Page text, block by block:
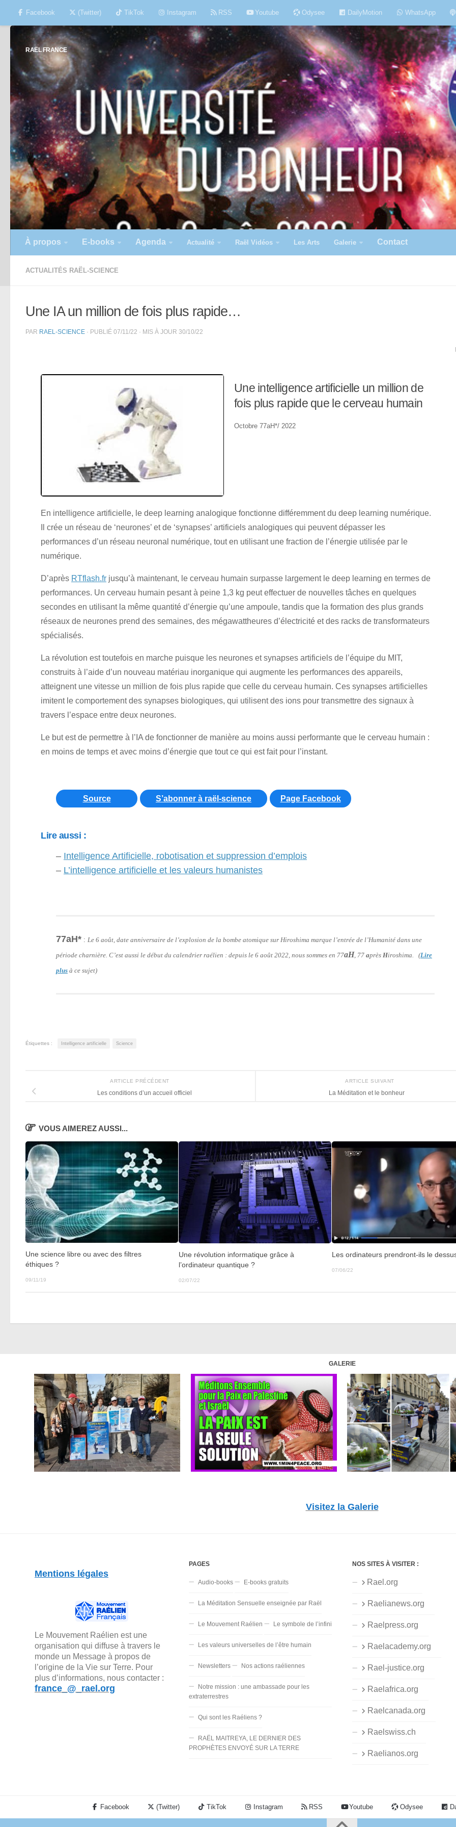
Skip to content
Facebook (Twitter) TikTok Instagram RSS Youtube Odysee DailyMotion WhatsApp
RAËL FRANCE
À propos E-books Agenda Actualité Raël Vidéos Les Arts Galerie Contact
ACTUALITÉS RAËL-SCIENCE
Une IA un million de fois plus rapide…
PAR RAEL-SCIENCE · PUBLIÉ 07/11/22 · MIS À JOUR 30/10/22
Une intelligence artificielle un million de
fois plus rapide que le cerveau humain
Octobre 77aH*/ 2022
En intelligence artificielle, le deep learning analogique fonctionne différemment du deep learning numérique.
Il crée un réseau de ‘neurones’ et de ‘synapses’ artificiels analogiques qui peuvent dépasser les
performances d’un réseau neuronal numérique, tout en utilisant une fraction de l’énergie utilisée par le
numérique.
D’après RTflash.fr jusqu’à maintenant, le cerveau humain surpasse largement le deep learning en termes de
performances. Un cerveau humain pesant à peine 1,3 kg peut effectuer de nouvelles tâches en quelques
secondes en utilisant la même quantité d’énergie qu’une ampoule, tandis que la formation des plus grands
réseaux de neurones prend des semaines, des mégawattheures d’électricité et des racks de transformateurs
spécialisés.
La révolution est toutefois en marche puisque les neurones et synapses artificiels de l’équipe du MIT,
construits à l’aide d’un nouveau matériau inorganique qui augmente les performances des appareils,
atteignent une vitesse un million de fois plus rapide que celle du cerveau humain. Ces synapses artificielles
imitent le comportement des synapses biologiques, qui utilisent des ions pour transmettre des signaux à
travers l’espace entre deux neurones.
Le but est de permettre à l’IA de fonctionner de manière au moins aussi performante que le cerveau humain :
en moins de temps et avec moins d’énergie que tout ce qui est fait pour l’instant.
Source S’abonner à raël-science Page Facebook
Lire aussi :
– Intelligence Artificielle, robotisation et suppression d’emplois
– L’intelligence artificielle et les valeurs humanistes
77aH* : Le 6 août, date anniversaire de l’explosion de la bombe atomique sur Hiroshima marque l’entrée de l’Humanité dans une
période charnière. C’est aussi le début du calendrier raélien : depuis le 6 août 2022, nous sommes en 77aH, 77 après Hiroshima. (Lire
plus à ce sujet)
Étiquettes : Intelligence artificielle Science
ARTICLE SUIVANT
La Méditation et le bonheur
ARTICLE PRÉCÉDENT
Les conditions d’un accueil officiel
VOUS AIMEREZ AUSSI...
Une science libre ou avec des filtres
éthiques ?
09/11/19
Une révolution informatique grâce à
l’ordinateur quantique ?
02/07/22
Les ordinateurs prendront-ils le
07/06/22
GALERIE
Visitez la Galerie
Mentions légales
Le Mouvement Raélien est une
organisation qui diffuse à travers le
monde un Message à propos de
l’origine de la Vie sur Terre. Pour
plus d’informations, nous contacter :
france_@_rael.org
PAGES
Audio-books E-books gratuits
La Méditation Sensuelle enseignée par Raël
Le Mouvement Raélien Le symbole de l’infini
Les valeurs universelles de l’être humain
Newsletters Nos actions raéliennes
Notre mission : une ambassade pour les
extraterrestres
Qui sont les Raéliens ?
RAËL MAITREYA, LE DERNIER DES
PROPHÈTES ENVOYÉ SUR LA TERRE
NOS SITES À VISITER :
Rael.org
Raelianews.org
Raelpress.org
Raelacademy.org
Rael-justice.org
Raelafrica.org
Raelcanada.org
Raelswiss.ch
Raelianos.org
Facebook (Twitter) TikTok Instagram RSS Youtube Odysee